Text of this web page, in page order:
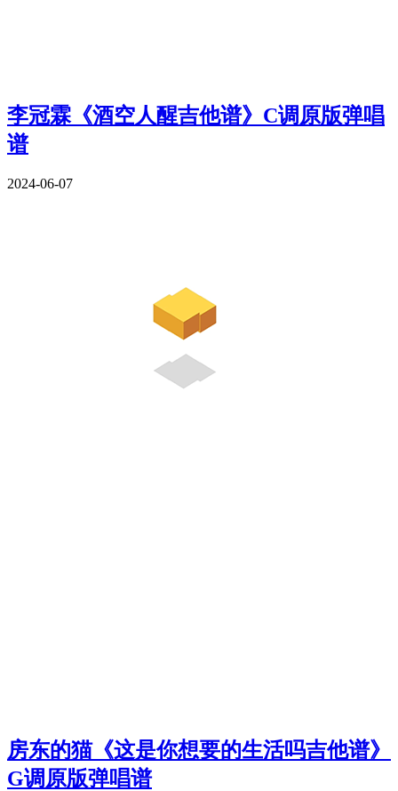
李冠霖《酒空人醒吉他谱》C调原版弹唱
谱
2024-06-07
房东的猫《这是你想要的生活吗吉他谱》
G调原版弹唱谱